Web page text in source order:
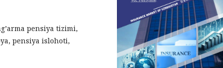
pensiya tizimi,
pensiya islohoti,